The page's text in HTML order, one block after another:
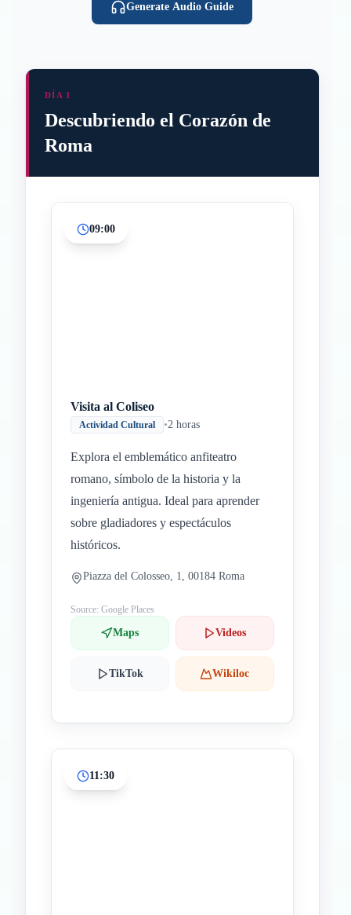
Generate Audio Guide
DÍA 1
Descubriendo el Corazón de
Roma
09:00
Visita al Coliseo
Actividad Cultural •2 horas
Explora el emblemático anfiteatro
romano, símbolo de la historia y la
ingeniería antigua. Ideal para aprender
sobre gladiadores y espectáculos
históricos.
Piazza del Colosseo, 1, 00184 Roma
Source: Google Places
Maps Videos
TikTok Wikiloc
11:30